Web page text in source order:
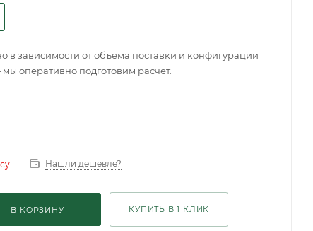
в зависимости от объема поставки и конфигурации
оперативно подготовим расчет.
Нашли дешевле?
В КОРЗИНУ КУПИТЬ В 1 КЛИК